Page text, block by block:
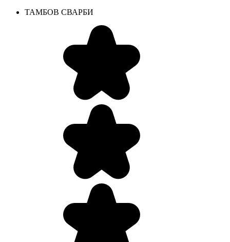
ТАМБОВ СВАРБИ